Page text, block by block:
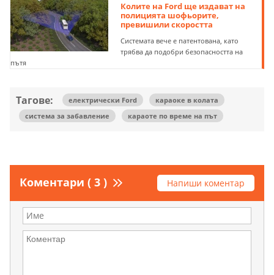
Колите на Ford ще издават на
полицията шофьорите,
превишили скоростта
Системата вече е патентована, като
трябва да подобри безопасността на
пътя
Тагове: електрически Ford
караоке в колата
система за забавление
караоте по време на път
Коментари ( 3 ) Напиши коментар